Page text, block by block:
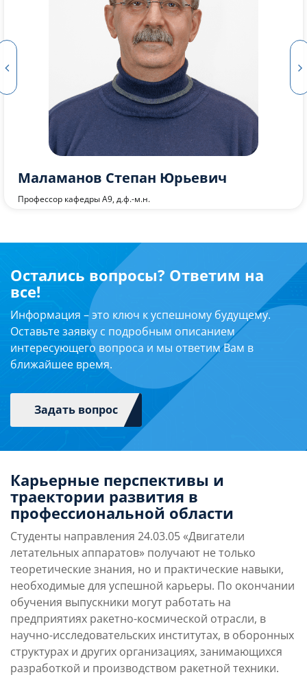
Яковчук Михаил Сергеевич
Доцент кафедры А9, к.т.н.
Остались вопросы? Ответим на
все!
Информация – это ключ к успешному будущему.
Оставьте заявку с подробным описанием
интересующего вопроса и мы ответим Вам в
ближайшее время.
Задать вопрос
Карьерные перспективы и
траектории развития в
профессиональной области
Студенты направления 24.03.05 «Двигатели
летательных аппаратов» получают не только
теоретические знания, но и практические навыки,
необходимые для успешной карьеры. По окончании
обучения выпускники могут работать на
предприятиях ракетно-космической отрасли, в
научно-исследовательских институтах, в оборонных
структурах и других организациях, занимающихся
разработкой и производством ракетной техники.